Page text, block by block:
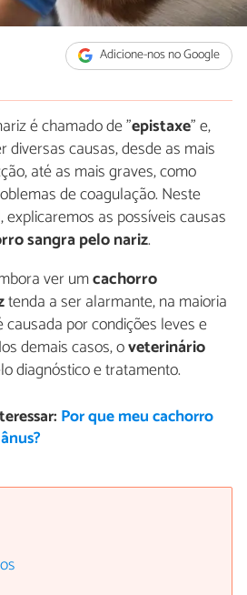
Adicione-nos no Google
é chamado de "epistaxe" e,
diversas causas, desde as mais
até as mais graves, como
de coagulação. Neste
as possíveis causas
sangra pelo nariz.
ver umcachorro
tenda a ser alarmante, na maioria
por condições leves e
demais casos, oveterinário
diagnóstico e tratamento.
Por que meu cachorro